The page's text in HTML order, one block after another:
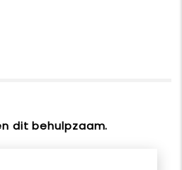
dit behulpzaam.